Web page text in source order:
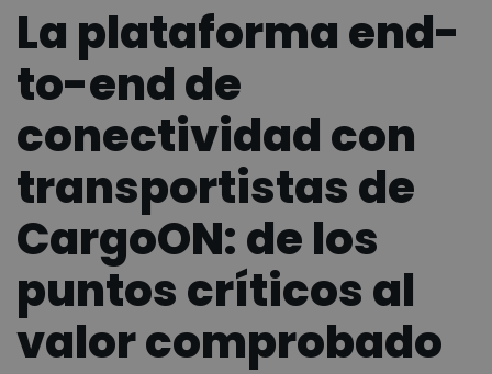
La plataforma end-
to-end de
conectividad con
transportistas de
CargoON: de los
puntos críticos al
valor comprobado